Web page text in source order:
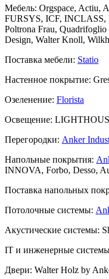
Мебель: Orgspace, Actiu,
FURSYS, ICF, INCLASS,
Poltrona Frau,
Design, Walter Knoll,
Поставка мебели: Statio
Настенное покрытие:
Озеленение: Florista
Освещение:
Перегородки: Anker
Напольные покрытия:
INNOVA, Forbo, Desso,
Поставка напольных
Потолочные системы:
Акустические системы:
IT и инженерные
Двери: Walter Holz by